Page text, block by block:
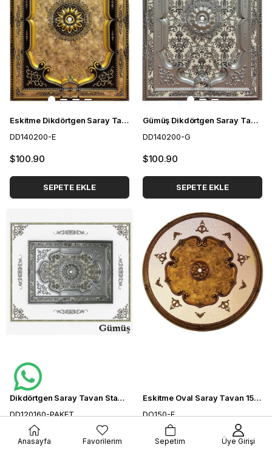
Eskitme Dikdörtgen Saray Tavan 140*200 cm
DD140200-E
$100.90
SEPETE EKLE
Gümüş Dikdörtgen Saray Tavan 140*200 cm
DD140200-G
$100.90
SEPETE EKLE
Dikdörtgen Saray Tavan Standart Paketi 120-160cm (5*4)
DD120160-PAKET
$99.32
Eskitme Oval Saray Tavan 150 cm
DO150-E
$88.28
Anasayfa Favorilerim Sepetim Üye Girişi